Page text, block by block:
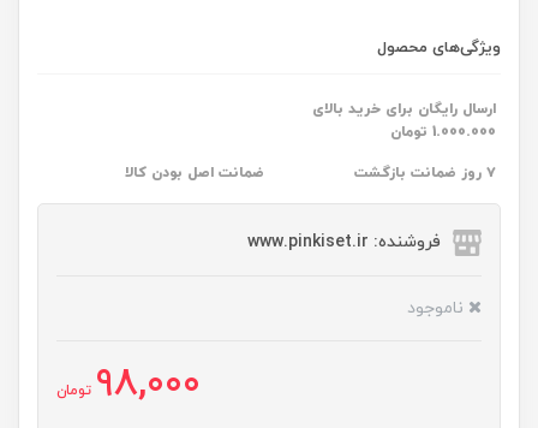
ویژگی‌های محصول
ارسال رایگان برای خرید بالای
1.000.000 تومان
۷ روز ضمانت بازگشت ضمانت اصل بودن کالا
فروشنده: www.pinkiset.ir
ناموجود
98,000 تومان